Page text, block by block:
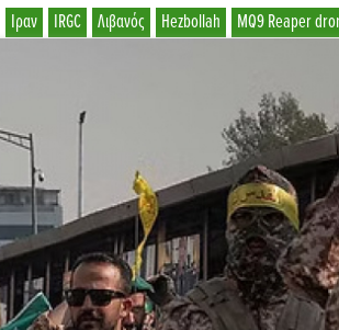
MQ9 Reaper
Hezbollah
Λιβανός
IRGC
Ιραν